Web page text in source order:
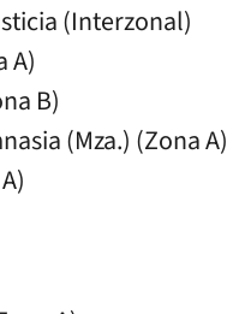
(Interzonal)
A)
B)
(Mza.) (Zona A)